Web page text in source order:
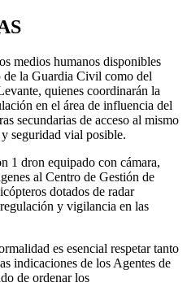
medios humanos disponibles
la Guardia Civil como del
quienes coordinarán la
en el área de influencia del
secundarias de acceso al mismo
seguridad vial posible.
1 dron equipado con cámara,
al Centro de Gestión de
dotados de radar
y vigilancia en las
es esencial respetar tanto
indicaciones de los Agentes de
de ordenar los